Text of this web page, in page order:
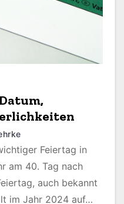
Feiertag in
am 40. Tag nach
auch bekannt
im Jahr 2024 auf…